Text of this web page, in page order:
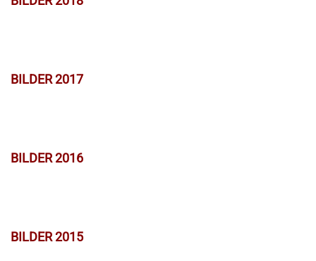
BILDER 2017
BILDER 2016
BILDER 2015